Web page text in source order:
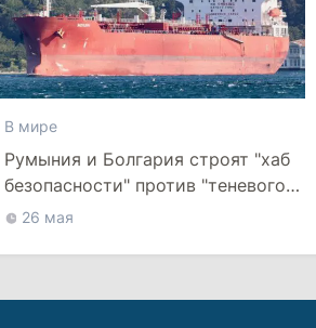
В мире
Румыния и Болгария строят "хаб
безопасности" против "теневого
флота" РФ в Черном море
26 мая